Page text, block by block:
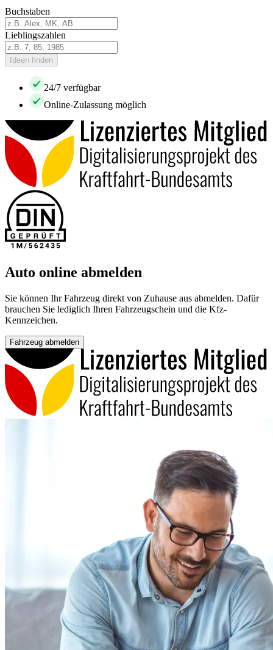
Buchstaben
Lieblingszahlen
Ideen finden
24/7 verfügbar
Online-Zulassung möglich
Auto online abmelden
Sie können Ihr Fahrzeug direkt von Zuhause aus abmelden. Dafür
brauchen Sie lediglich Ihren Fahrzeugschein und die Kfz-
Kennzeichen.
Fahrzeug abmelden